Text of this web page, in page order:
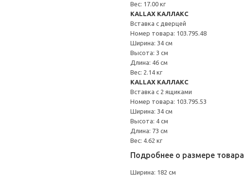
Вес: 17.00 кг
KALLAX КАЛЛАКС
Вставка с дверцей
Номер товара: 103.795.48
Ширина: 34 см
Высота: 3 см
Длина: 46 см
Вес: 2.14 кг
KALLAX КАЛЛАКС
Вставка с 2 ящиками
Номер товара: 103.795.53
Ширина: 34 см
Высота: 4 см
Длина: 73 см
Вес: 4.62 кг
Подробнее о размере товара
Ширина: 182 см